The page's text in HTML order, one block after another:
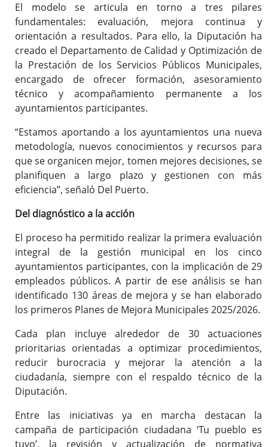
El modelo se articula en torno a tres pilares
fundamentales: evaluación, mejora continua y
orientación a resultados. Para ello, la Diputación ha
creado el Departamento de Calidad y Optimización de
la Prestación de los Servicios Públicos Municipales,
encargado de ofrecer formación, asesoramiento
técnico y acompañamiento permanente a los
ayuntamientos participantes.
“Estamos aportando a los ayuntamientos una nueva
metodología, nuevos conocimientos y recursos para
que se organicen mejor, tomen mejores decisiones, se
planifiquen a largo plazo y gestionen con más
eficiencia”, señaló Del Puerto.
Del diagnóstico a la acción
El proceso ha permitido realizar la primera evaluación
integral de la gestión municipal en los cinco
ayuntamientos participantes, con la implicación de 29
empleados públicos. A partir de ese análisis se han
identificado 130 áreas de mejora y se han elaborado
los primeros Planes de Mejora Municipales 2025/2026.
Cada plan incluye alrededor de 30 actuaciones
prioritarias orientadas a optimizar procedimientos,
reducir burocracia y mejorar la atención a la
ciudadanía, siempre con el respaldo técnico de la
Diputación.
Entre las iniciativas ya en marcha destacan la
campaña de participación ciudadana ‘Tu pueblo es
tuyo’, la revisión y actualización de normativa